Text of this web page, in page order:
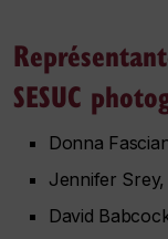
SESUC
Donna
Jennifer
David